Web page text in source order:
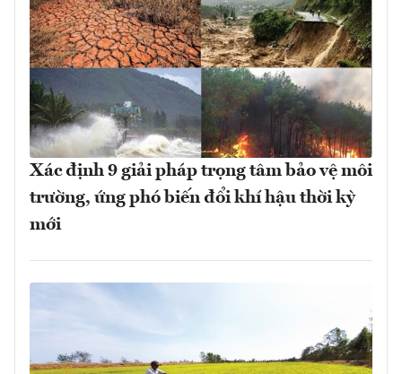
Xác định 9 giải pháp trọng tâm bảo vệ môi
trường, ứng phó biến đổi khí hậu thời kỳ
mới